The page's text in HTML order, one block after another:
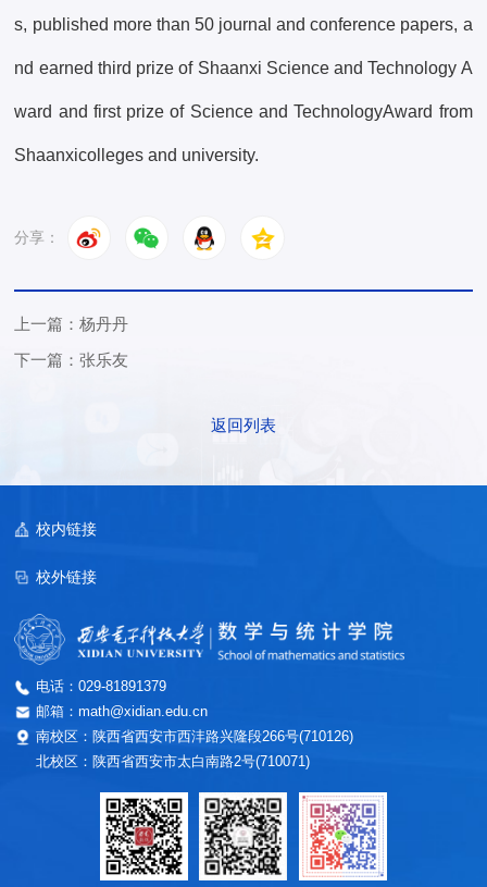
s, published more than 50 journal and conference papers, a
nd earned third prize of Shaanxi Science and Technology A
ward and first prize of Science and TechnologyAward from
Shaanxicolleges and university.
分享：
上一篇：杨丹丹
下一篇：张乐友
返回列表
电话：029-81891379
邮箱：math@xidian.edu.cn
南校区：陕西省西安市西沣路兴隆段266号(710126)
北校区：陕西省西安市太白南路2号(710071)
校内链接
校外链接